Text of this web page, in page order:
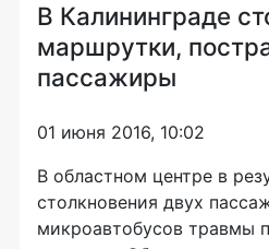
В Калининграде
маршрутки,
пассажиры
01 июня 2016, 10:02
В областном центре в
столкновения двух
микроавтобусов травмы